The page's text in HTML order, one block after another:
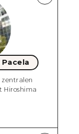
zentralen
Hiroshima